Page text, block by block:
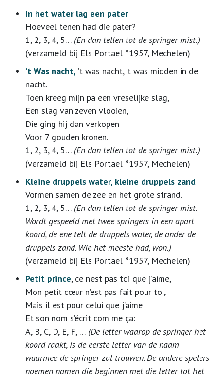
In het water lag een pater
Hoeveel tenen had die pater?
1, 2, 3, 4, 5… (En dan tellen tot de springer mist.)
(verzameld bij Els Portael °1957, Mechelen)
’t Was nacht, ’t was nacht, ’t was midden in de
nacht.
Toen kreeg mijn pa een vreselijke slag,
Een slag van zeven vlooien,
Die ging hij dan verkopen
Voor 7 gouden kronen.
1, 2, 3, 4, 5… (En dan tellen tot de springer mist.)
(verzameld bij Els Portael °1957, Mechelen)
Kleine druppels water, kleine druppels zand
Vormen samen de zee en het grote strand.
1, 2, 3, 4, 5… (En dan tellen tot de springer mist.
Wordt gespeeld met twee springers in een apart
koord, de ene telt de druppels water, de ander de
druppels zand. Wie het meeste had, won.)
(verzameld bij Els Portael °1957, Mechelen)
Petit prince, ce n’est pas toi que j’aime,
Mon petit cœur n’est pas fait pour toi,
Mais il est pour celui que j’aime
Et son nom s’écrit com me ça:
A, B, C, D, E, F, … (De letter waarop de springer het
koord raakt, is de eerste letter van de naam
waarmee de springer zal trouwen. De andere spelers
noemen namen die beginnen met die letter tot het